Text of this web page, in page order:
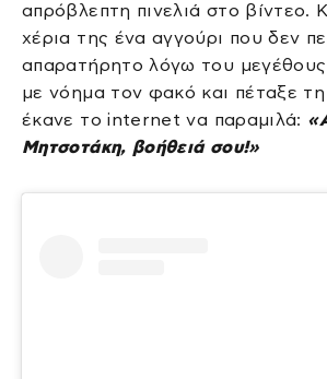
απρόβλεπτη πινελιά στο βίντεο.
χέρια της ένα αγγούρι που δεν
απαρατήρητο λόγω του μεγέθους
με νόημα τον φακό και πέταξε
έκανε το internet να παραμιλά:
Μητσοτάκη, βοήθειά σου!»